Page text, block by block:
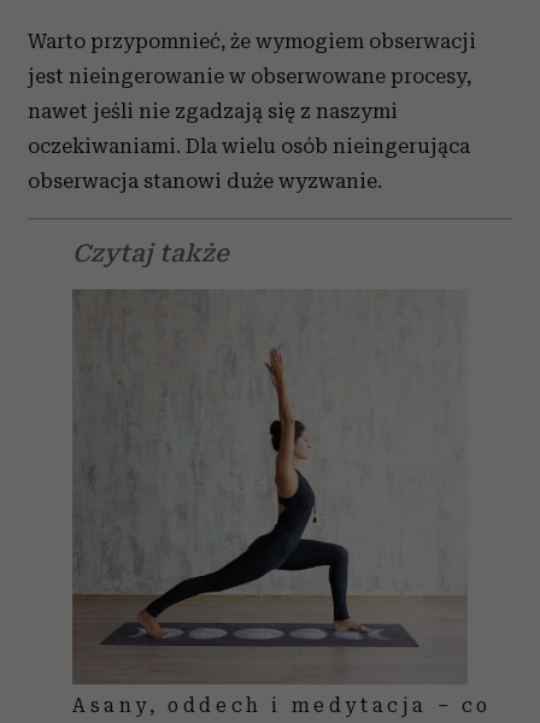
Warto przypomnieć, że wymogiem obserwacji
jest nieingerowanie w obserwowane procesy,
nawet jeśli nie zgadzają się z naszymi
oczekiwaniami. Dla wielu osób nieingerująca
obserwacja stanowi duże wyzwanie.
Czytaj także
Asany, oddech i medytacja – co